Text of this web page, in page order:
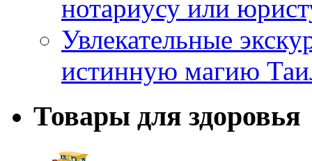
нотариусу или
Увлекательные
истинную магию
Товары для здоровья